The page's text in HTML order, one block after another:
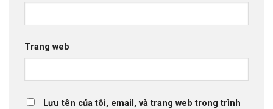
Trang web
Lưu tên của tôi, email, và trang web trong trình